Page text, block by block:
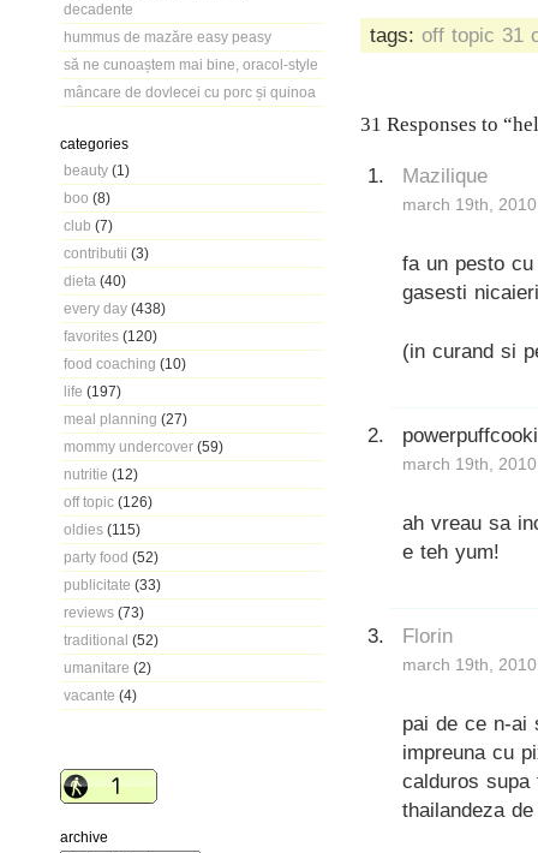
decadente
hummus de mazăre easy peasy
să ne cunoaștem mai bine, oracol-style
mâncare de dovlecei cu porc și quinoa
categories
beauty (1)
boo (8)
club (7)
contributii (3)
dieta (40)
every day (438)
favorites (120)
food coaching (10)
life (197)
meal planning (27)
mommy undercover (59)
nutritie (12)
off topic (126)
oldies (115)
party food (52)
publicitate (33)
reviews (73)
traditional (52)
umanitare (2)
vacante (4)
archive
tags: off topic 31
31 Responses to
Mazilique
march 19th,
fa un pesto
gasesti
(in curand si
march 19th,
ah vreau sa
e teh yum!
Florin
march 19th,
pai de ce n-ai
impreuna cu
calduros
thailandeza